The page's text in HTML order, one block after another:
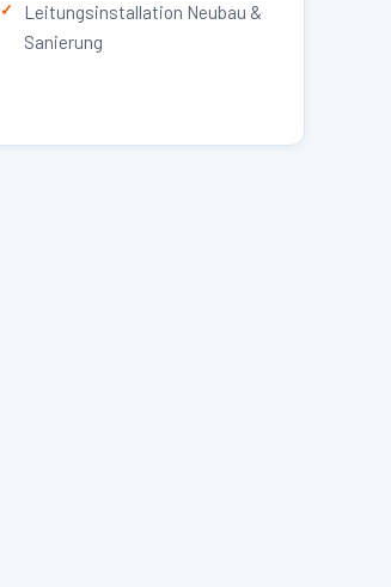
Leitungsinstallation Neubau &
Sanierung